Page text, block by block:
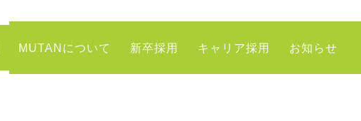
MUTANについて 新卒採用 キャリア採用 お知らせ